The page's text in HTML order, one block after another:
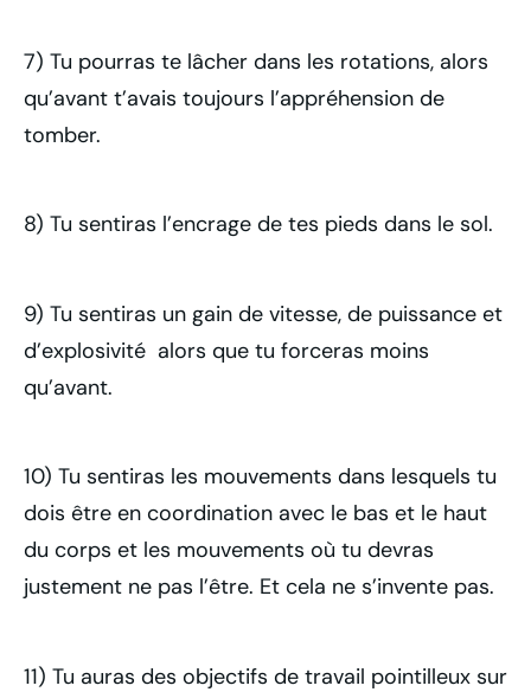
7) Tu pourras te lâcher dans les rotations, alors
qu’avant t’avais toujours l’appréhension de
tomber.
8) Tu sentiras l’encrage de tes pieds dans le sol.
9) Tu sentiras un gain de vitesse, de puissance et
d’explosivité alors que tu forceras moins
qu’avant.
10) Tu sentiras les mouvements dans lesquels tu
dois être en coordination avec le bas et le haut
du corps et les mouvements où tu devras
justement ne pas l’être. Et cela ne s’invente pas.
11) Tu auras des objectifs de travail pointilleux sur